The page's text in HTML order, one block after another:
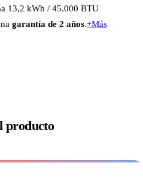
13,2 kWh / 45.000 BTU
garantía de 2 años.+Más
producto